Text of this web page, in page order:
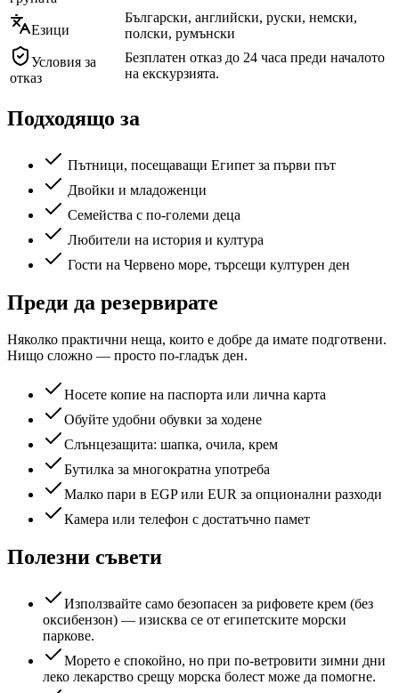
Езици
Български, английски, руски, немски,
полски, румънски
Условия за
отказ
Безплатен отказ до 24 часа преди началото
на екскурзията.
Подходящо за
Пътници, посещаващи Египет за първи път
Двойки и младоженци
Семейства с по-големи деца
Любители на история и култура
Гости на Червено море, търсещи културен ден
Преди да резервирате
Няколко практични неща, които е добре да имате подготвени.
Нищо сложно — просто по-гладък ден.
Носете копие на паспорта или лична карта
Обуйте удобни обувки за ходене
Слънцезащита: шапка, очила, крем
Бутилка за многократна употреба
Малко пари в EGP или EUR за опционални разходи
Камера или телефон с достатъчно памет
Полезни съвети
Използвайте само безопасен за рифовете крем (без
оксибензон) — изисква се от египетските морски
паркове.
Морето е спокойно, но при по-ветровити зимни дни
леко лекарство срещу морска болест може да помогне.